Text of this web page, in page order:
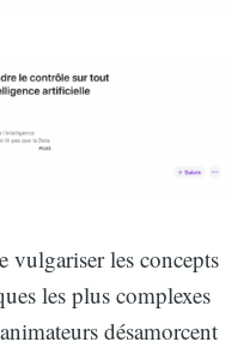
vulgariser les concepts
les plus complexes
désamorcent